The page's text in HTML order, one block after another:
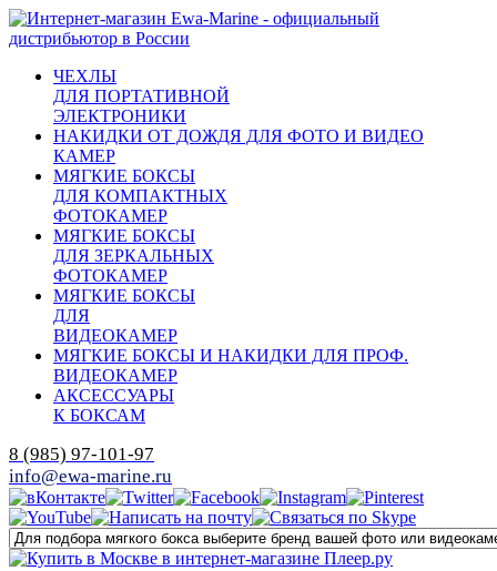
ЧЕХЛЫ
ДЛЯ ПОРТАТИВНОЙ
ЭЛЕКТРОНИКИ
НАКИДКИ ОТ ДОЖДЯ ДЛЯ ФОТО И ВИДЕО
КАМЕР
МЯГКИЕ БОКСЫ
ДЛЯ КОМПАКТНЫХ
ФОТОКАМЕР
МЯГКИЕ БОКСЫ
ДЛЯ ЗЕРКАЛЬНЫХ
ФОТОКАМЕР
МЯГКИЕ БОКСЫ
ДЛЯ
ВИДЕОКАМЕР
МЯГКИЕ БОКСЫ И НАКИДКИ ДЛЯ ПРОФ.
ВИДЕОКАМЕР
АКСЕССУАРЫ
К БОКСАМ
8 (985) 97-101-97
info@ewa-marine.ru